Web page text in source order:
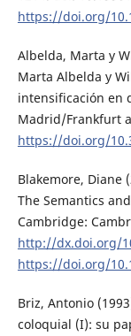
https://doi.org/
Albelda, Marta y
Marta Albelda y
intensificación en
Madrid/Frankfurt
https://doi.org/
Blakemore, Diane
The Semantics
Cambridge:
http://dx.doi.org/
https://doi.org/
Briz, Antonio
coloquial (I): su